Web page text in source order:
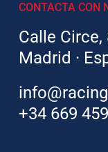
CONTACTA CON
Calle Circe,
Madrid ·
+34 669